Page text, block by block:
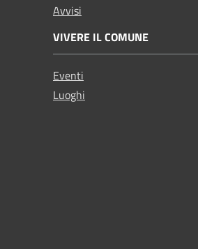
Avvisi
VIVERE IL COMUNE
Eventi
Luoghi